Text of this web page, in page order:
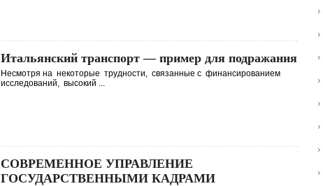
Итальянский транспорт — пример для подражания
Несмотря на некоторые трудности, связанные с финансированием
исследований, высокий ...
СОВРЕМЕННОЕ УПРАВЛЕНИЕ
ГОСУДАРСТВЕННЫМИ КАДРАМИ